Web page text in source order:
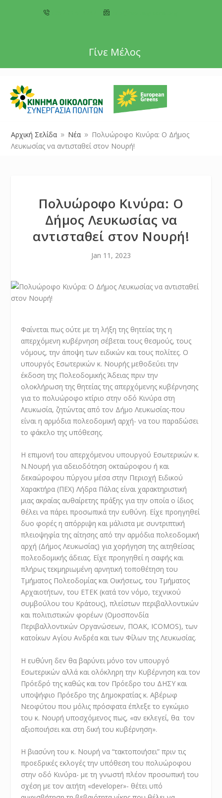
Γίνε Μέλος
Αρχική Σελίδα 9 Νέα 9
Πολυώροφο Κινύρα: Ο Δήμος
Λευκωσίας να αντισταθεί στον Νουρή!
Πολυώροφο Κινύρα: Ο
Δήμος Λευκωσίας να
αντισταθεί στον Νουρή!
Jan 11, 2023
Φαίνεται πως ούτε με τη λήξη της θητείας της η
απερχόμενη κυβέρνηση σέβεται τους θεσμούς, τους
νόμους, την άποψη των ειδικών και τους πολίτες. Ο
υπουργός Εσωτερικών κ. Νουρής μεθοδεύει την
έκδοση της Πολεοδομικής Άδειας πριν την
ολοκλήρωση της θητείας της απερχόμενης κυβέρνησης
για το πολυώροφο κτίριο στην οδό Κινύρα στη
Λευκωσία, ζητώντας από τον Δήμο Λευκωσίας-που
είναι η αρμόδια πολεοδομική αρχή- να του παραδώσει
το φάκελο της υπόθεσης.
Η επιμονή του απερχόμενου υπουργού Εσωτερικών κ.
Ν.Νουρή για αδειοδότηση οκταώροφου ή και
δεκαώροφου πύργου μέσα στην Περιοχή Ειδικού
Χαρακτήρα (ΠΕΧ) Λήδρα Πάλας είναι χαρακτηριστική
μιας ακραίας αυθαίρετης πράξης για την οποία ο ίδιος
θέλει να πάρει προσωπικά την ευθύνη. Είχε προηγηθεί
δυο φορές η απόρριψη και μάλιστα με συντριπτική
πλειοψηφία της αίτησης από την αρμόδια πολεοδομική
αρχή (Δήμος Λευκωσίας) για χορήγηση της αιτηθείσας
πολεοδομικής άδειας. Είχε προηγηθεί η σαφής και
πλήρως τεκμηριωμένη αρνητική τοποθέτηση του
Τμήματος Πολεοδομίας και Οικήσεως, του Τμήματος
Αρχαιοτήτων, του ΕΤΕΚ (κατά τον νόμο, τεχνικού
συμβούλου του Κράτους), πλείστων περιβαλλοντικών
και πολιτιστικών φορέων (Ομοσπονδία
Περιβαλλοντικών Οργανώσεων, ΠOAK, ICOMOS), των
κατοίκων Αγίου Ανδρέα και των Φίλων της Λευκωσίας.
Η ευθύνη δεν θα βαρύνει μόνο τον υπουργό
Εσωτερικών αλλά και ολόκληρη την Κυβέρνηση και τον
Πρόεδρό της καθώς και τον Πρόεδρο του ΔΗΣΥ και
υποψήφιο Πρόεδρο της Δημοκρατίας κ. Αβέρωφ
Νεοφύτου που μόλις πρόσφατα έπλεξε το εγκώμιο
του κ. Νουρή υποσχόμενος πως, «αν εκλεγεί, θα τον
αξιοποιήσει και στη δική του κυβέρνηση».
Η βιασύνη του κ. Νουρή να “τακτοποιήσει” πριν τις
προεδρικές εκλογές την υπόθεση του πολυώροφου
στην οδό Κινύρα- με τη γνωστή πλέον προσωπική του
σχέση με τον αιτήτη «developer»- θέτει υπό